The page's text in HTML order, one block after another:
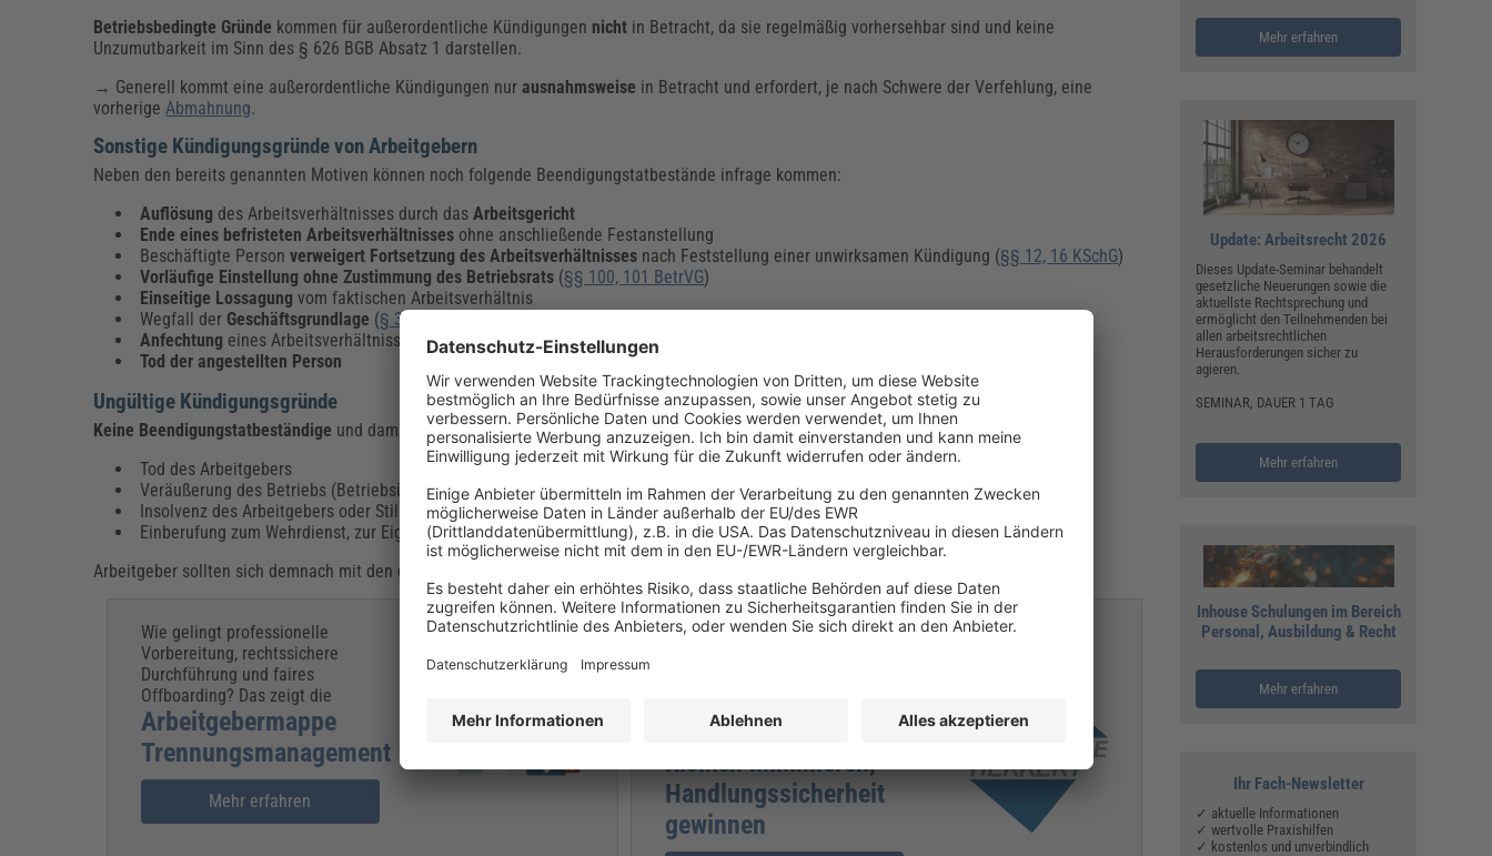
Betriebsbedingte Gründe kommen für außerordentliche Kündigungen nicht in Betracht, da sie regelmäßig vorhersehbar sind und keine
Unzumutbarkeit im Sinn des § 626 BGB Absatz 1 darstellen.
→ Generell kommt eine außerordentliche Kündigungen nurausnahmsweise in Betracht und erfordert, je nach Schwere der Verfehlung, eine
vorherige Abmahnung.
Sonstige Kündigungsgründe von Arbeitgebern
Neben den bereits genannten Motiven können noch folgende Beendigungstatbestände infrage kommen:
Auflösung des Arbeitsverhältnisses durch dasArbeitsgericht
Ende eines befristeten Arbeitsverhältnisses ohne anschließende Festanstellung
Beschäftigte Personverweigert Fortsetzung des Arbeitsverhältnisses nach Feststellung einer unwirksamen Kündigung (§§ 12, 16 KSchG)
Vorläufige Einstellung ohne Zustimmung des Betriebsrats (§§ 100, 101 BetrVG)
Einseitige Lossagungvom faktischen Arbeitsverhältnis
Wegfall der Geschäftsgrundlage (§ 313 BGB
Anfechtung eines Arbeitsverhältnisses wegen Irrtums, falscher Übermittlung oder Täuschung/Drohung (
Tod der angestellten Person
Ungültige Kündigungsgründe
Keine Beendigungstatbeständige und damit keine Kündigungsgründe sind nach deutschem Arbeitsrecht:
Tod des Arbeitgebers
Veräußerung des Betriebs (Betriebsübergang nach § 613a BGB)
Insolvenz des Arbeitgebers oder Stilllegung
Einberufung zum Wehrdienst, zur Eignungsübung oder zum zivilen Ersatzdienst
Arbeitgeber sollten sich demnach mit den geltenden arbeitsrechtlichen Regelungen zur Trennung von Arbeitnehmenden auskennen.
Wie gelingt professionelle
Vorbereitung, rechtssichere
Durchführung und faires
Offboarding? Das zeigt die
Arbeitgebermappe
Trennungsmanagement
Mehr erfahren
Das Online-Seminar zur
Trennungsmanagement:
Risiken minimieren,
Handlungssicherheit
gewinnen
Mehr erfahren
Update: Arbeitsrecht 2026
Dieses Update-Seminar behandelt
gesetzliche Neuerungen sowie die
aktuellste Rechtsprechung und
ermöglicht den Teilnehmenden bei
allen arbeitsrechtlichen
Herausforderungen sicher zu
agieren.
SEMINAR, DAUER 1 TAG
Mehr erfahren
Inhouse Schulungen im Bereich
Personal, Ausbildung & Recht
Mehr erfahren
Ihr Fach-Newsletter
✓ aktuelle Informationen
✓ wertvolle Praxishilfen
✓ kostenlos und unverbindlich